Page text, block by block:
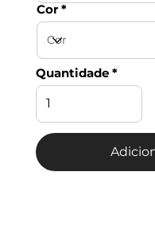
Cor
Quantidade